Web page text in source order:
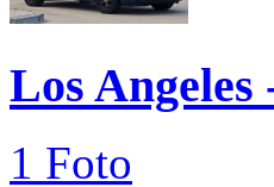
Los Angeles
1 Foto